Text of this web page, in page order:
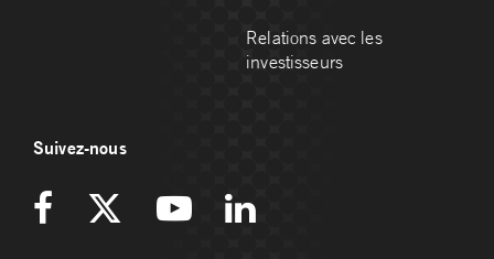
Relations avec les
investisseurs
Suivez-nous